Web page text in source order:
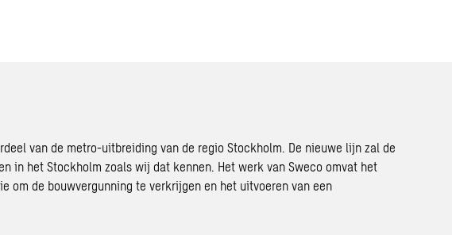
van de metro-uitbreiding van de regio Stockholm. De nieuwe lijn zal de
in het Stockholm zoals wij dat kennen. Het werk van Sweco omvat het
de bouwvergunning te verkrijgen en het uitvoeren van een